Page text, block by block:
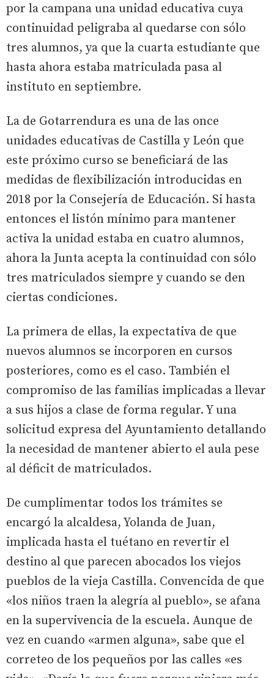
por la campana una unidad educativa cuya
continuidad peligraba al quedarse con sólo
tres alumnos, ya que la cuarta estudiante que
hasta ahora estaba matriculada pasa al
instituto en septiembre.
La de Gotarrendura es una de las once
unidades educativas de Castilla y León que
este próximo curso se beneficiará de las
medidas de flexibilización introducidas en
2018 por la Consejería de Educación. Si hasta
entonces el listón mínimo para mantener
activa la unidad estaba en cuatro alumnos,
ahora la Junta acepta la continuidad con sólo
tres matriculados siempre y cuando se den
ciertas condiciones.
La primera de ellas, la expectativa de que
nuevos alumnos se incorporen en cursos
posteriores, como es el caso. También el
compromiso de las familias implicadas a llevar
a sus hijos a clase de forma regular. Y una
solicitud expresa del Ayuntamiento detallando
la necesidad de mantener abierto el aula pese
al déficit de matriculados.
De cumplimentar todos los trámites se
encargó la alcaldesa, Yolanda de Juan,
implicada hasta el tuétano en revertir el
destino al que parecen abocados los viejos
pueblos de la vieja Castilla. Convencida de que
«los niños traen la alegría al pueblo», se afana
en la supervivencia de la escuela. Aunque de
vez en cuando «armen alguna», sabe que el
correteo de los pequeños por las calles «es